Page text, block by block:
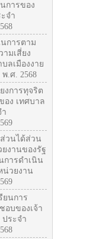
การของ
จำ
การตาม
มเสี่ยง
ลเมืองงาย
.ศ. 2568
งการทุจริต
อง เทศบาล
วนได้ส่วน
งานของรัฐ
การดำเนิน
น่วยงาน
ยนการ
อบของเจ้า
ระจำ